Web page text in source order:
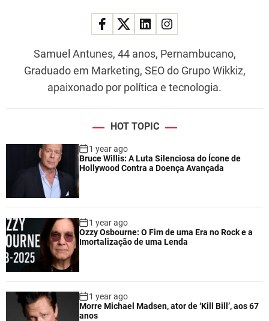
Samuel Antunes, 44 anos, Pernambucano,
Graduado em Marketing, SEO do Grupo Wikkiz,
apaixonado por política e tecnologia.
HOT TOPIC
1 year ago
Bruce Willis: A Luta Silenciosa do Ícone de
Hollywood Contra a Doença Avançada
1 year ago
Ozzy Osbourne: O Fim de uma Era no Rock e a
Imortalização de uma Lenda
1 year ago
Morre Michael Madsen, ator de ‘Kill Bill’, aos 67
anos